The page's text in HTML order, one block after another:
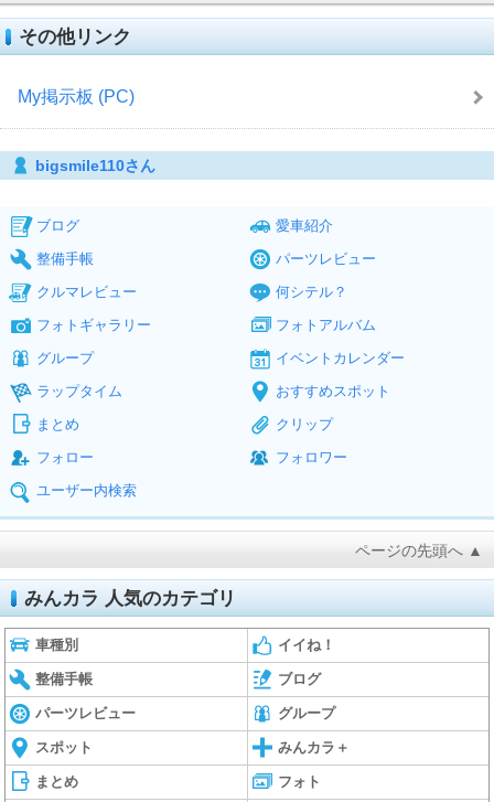
その他リンク
My掲示板 (PC)
bigsmile110さん
ブログ
愛車紹介
整備手帳
パーツレビュー
クルマレビュー
何シテル？
フォトギャラリー
フォトアルバム
グループ
イベントカレンダー
ラップタイム
おすすめスポット
まとめ
クリップ
フォロー
フォロワー
ユーザー内検索
ページの先頭へ ▲
みんカラ 人気のカテゴリ
車種別 イイね！
整備手帳 ブログ
パーツレビュー グループ
スポット みんカラ＋
まとめ フォト